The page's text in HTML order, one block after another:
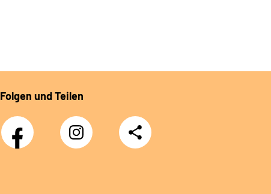
Folgen und Teilen
Facebook
Instagram
DRV
Nachwuchskräfte
Teilen